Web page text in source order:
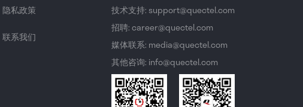
隐私政策
联系我们
技术支持: support@quectel.com
招聘: career@quectel.com
媒体联系: media@quectel.com
其他咨询: info@quectel.com